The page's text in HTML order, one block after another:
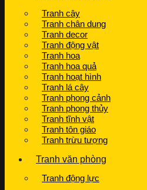
Tranh cây
Tranh chân dung
Tranh decor
Tranh động vật
Tranh hoa
Tranh hoa quả
Tranh hoạt hình
Tranh lá cây
Tranh phong cảnh
Tranh phong thủy
Tranh tĩnh vật
Tranh tôn giáo
Tranh trừu tượng
Tranh văn phòng
Tranh động lực